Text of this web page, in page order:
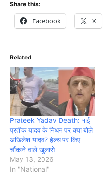
Share this:
Facebook X
Related
Prateek Yadav Death: भाई
प्रतीक यादव के निधन पर क्या बोले
अखिलेश यादव? हेल्थ पर किए
चौंकाने वाले खुलासे
May 13, 2026
In "National"